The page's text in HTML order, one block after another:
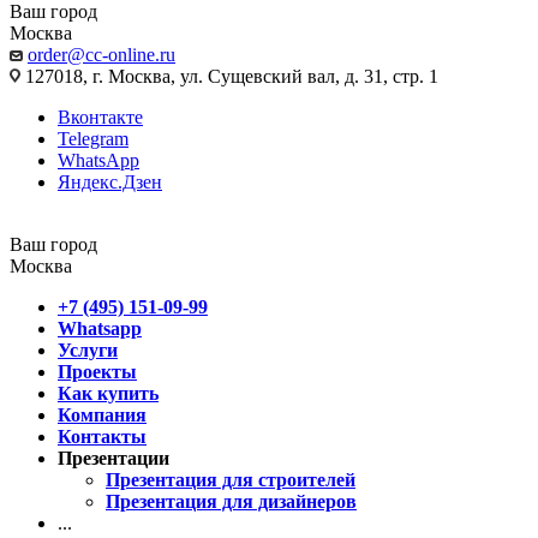
Ваш город
Москва
order@cc-online.ru
127018, г. Москва, ул. Сущевский вал, д. 31, стр. 1
Вконтакте
Telegram
WhatsApp
Яндекс.Дзен
Ваш город
Москва
+7 (495) 151-09-99
Whatsapp
Услуги
Проекты
Как купить
Компания
Контакты
Презентации
Презентация для строителей
Презентация для дизайнеров
...